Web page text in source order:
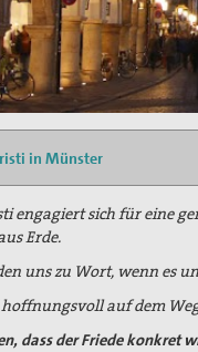
in Münster
engagiert sich für eine
Erde.
uns zu Wort, wenn es
auf dem
dass der Friede konkret